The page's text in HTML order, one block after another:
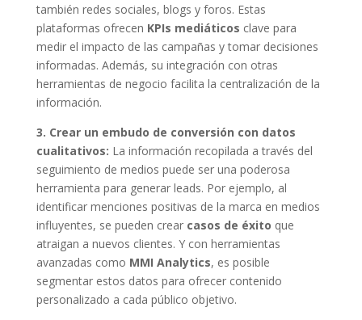
también redes sociales, blogs y foros. Estas
plataformas ofrecen KPIs mediáticos clave para
medir el impacto de las campañas y tomar decisiones
informadas. Además, su integración con otras
herramientas de negocio facilita la centralización de la
información.
3. Crear un embudo de conversión con datos
cualitativos: La información recopilada a través del
seguimiento de medios puede ser una poderosa
herramienta para generar leads. Por ejemplo, al
identificar menciones positivas de la marca en medios
influyentes, se pueden crear casos de éxito que
atraigan a nuevos clientes. Y con herramientas
avanzadas como MMI Analytics, es posible
segmentar estos datos para ofrecer contenido
personalizado a cada público objetivo.